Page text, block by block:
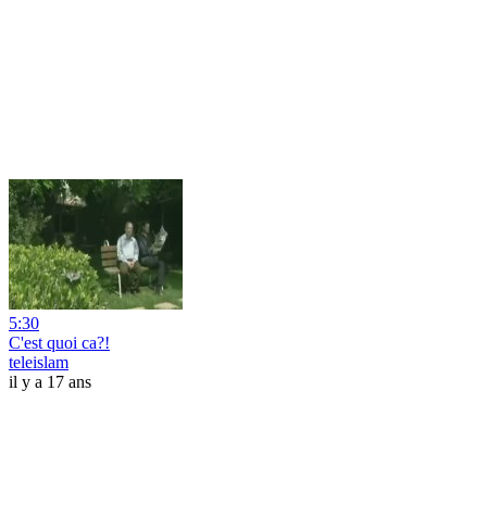
5:30
C'est quoi ca?!
teleislam
il y a 17 ans